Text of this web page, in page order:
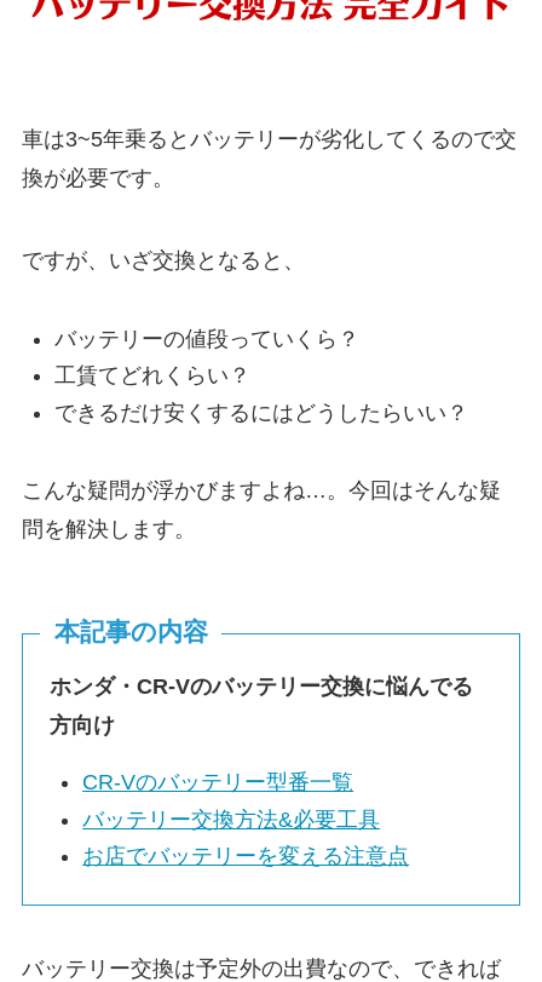
車は3~5年乗るとバッテリーが劣化してくるので交
換が必要です。
ですが、いざ交換となると、
バッテリーの値段っていくら？
工賃てどれくらい？
できるだけ安くするにはどうしたらいい？
こんな疑問が浮かびますよね…。今回はそんな疑
問を解決します。
本記事の内容
ホンダ・CR-Vのバッテリー交換に悩んでる
方向け
CR-Vのバッテリー型番一覧
バッテリー交換方法&必要工具
お店でバッテリーを変える注意点
バッテリー交換は予定外の出費なので、できれば